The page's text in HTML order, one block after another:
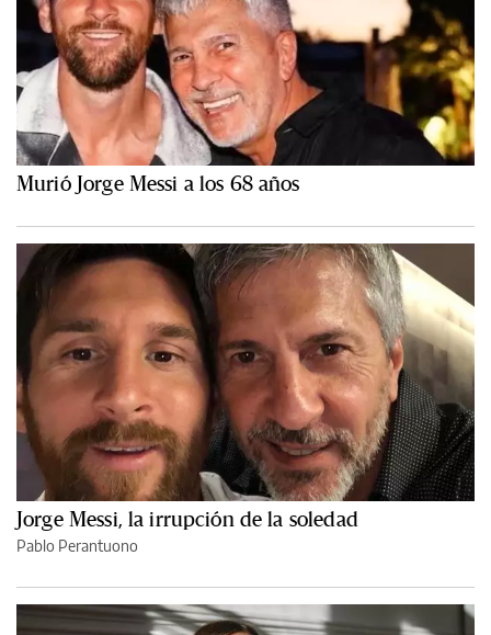
Murió Jorge Messi a los 68 años
Jorge Messi, la irrupción de la soledad
Pablo Perantuono